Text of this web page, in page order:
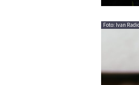
Foto: Ivan